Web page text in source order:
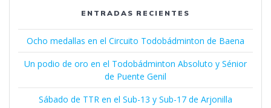
ENTRADAS RECIENTES
Ocho medallas en el Circuito Todobádminton de Baena
Un podio de oro en el Todobádminton Absoluto y Sénior
de Puente Genil
Sábado de TTR en el Sub-13 y Sub-17 de Arjonilla